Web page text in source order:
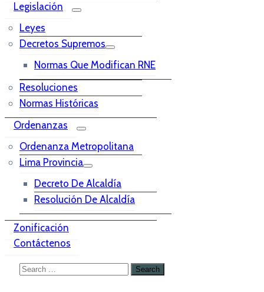
Legislación
Leyes
Decretos Supremos
Normas Que Modifican RNE
Resoluciones
Normas Históricas
Ordenanzas
Ordenanza Metropolitana
Lima Provincia
Decreto De Alcaldía
Resolución De Alcaldía
Zonificación
Contáctenos